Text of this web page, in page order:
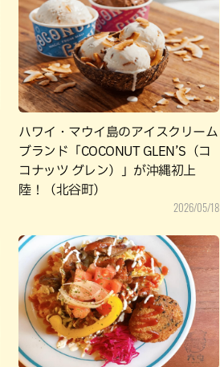
ハワイ・マウイ島のアイスクリーム
ブランド「COCONUT GLEN’S（コ
コナッツ グレン）」が沖縄初上
陸！（北谷町）
2026/05/18